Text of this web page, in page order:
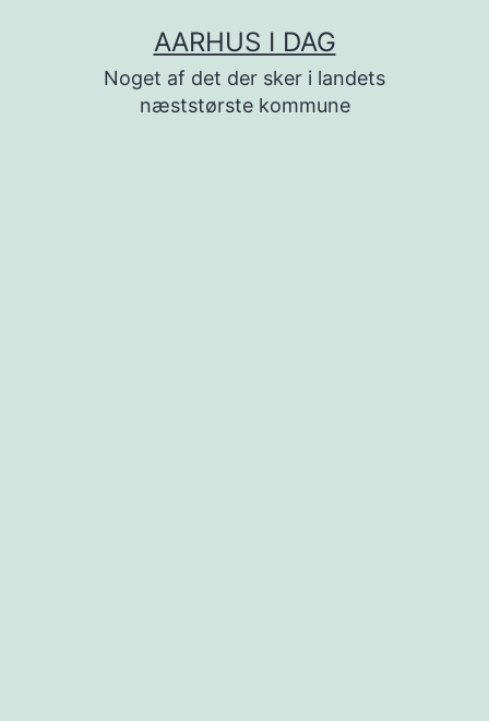
AARHUS I DAG
Noget af det der sker i landets
næststørste kommune